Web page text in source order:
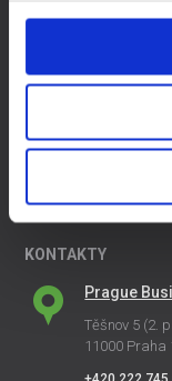
Založit si firmu
Založení s.r.o. v
Daňový kalendář
KONTAKTY
Prague
Těšnov 5 (2.
11000 Praha